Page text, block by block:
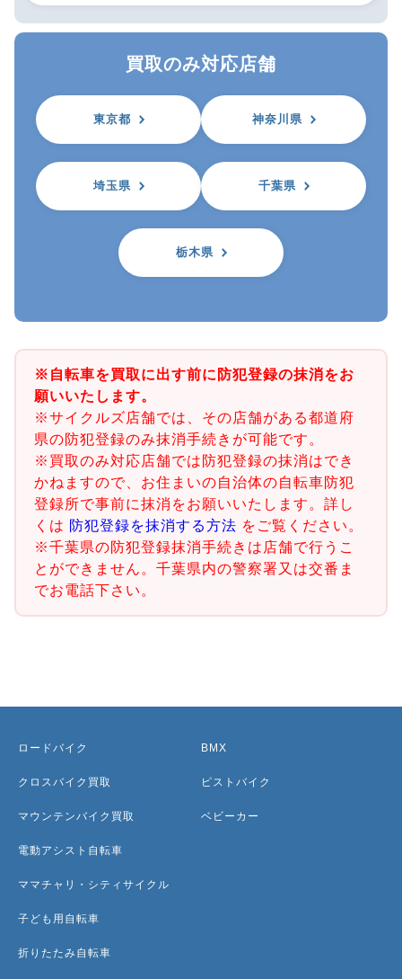
買取のみ対応店舗
東京都 神奈川県
埼玉県 千葉県
栃木県
※自転車を買取に出す前に防犯登録の抹消をお
願いいたします。
※サイクルズ店舗では、その店舗がある都道府
県の防犯登録のみ抹消手続きが可能です。
※買取のみ対応店舗では防犯登録の抹消はでき
かねますので、お住まいの自治体の自転車防犯
登録所で事前に抹消をお願いいたします。詳し
くは 防犯登録を抹消する方法 をご覧ください。
※千葉県の防犯登録抹消手続きは店舗で行うこ
とができません。千葉県内の警察署又は交番ま
でお電話下さい。
ロードバイク
クロスバイク買取
マウンテンバイク買取
電動アシスト自転車
ママチャリ・シティサイクル
子ども用自転車
折りたたみ自転車
BMX
ピストバイク
ベビーカー